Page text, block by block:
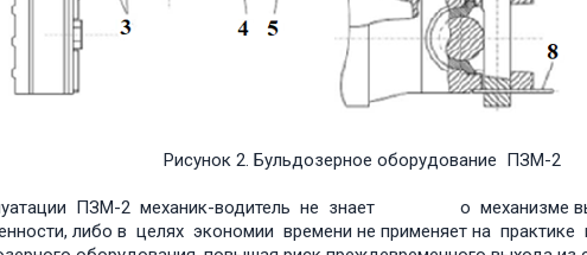
Рисунок 2. Бульдозерное оборудование ПЗМ-2
ПЗМ-2 механик-водитель не знает о механизме
либо в целях экономии времени не применяет на практике